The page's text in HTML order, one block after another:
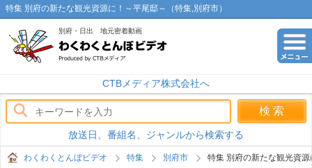
特集 別府の新たな観光資源に！～平尾邸～（特集,別府市）
別府・日出 地元密着動画
CTBメディア株式会社へ
放送日、番組名、ジャンルから検索する
わくわくとんぼビデオ 特集 別府市 特集 別府の新たな観光資